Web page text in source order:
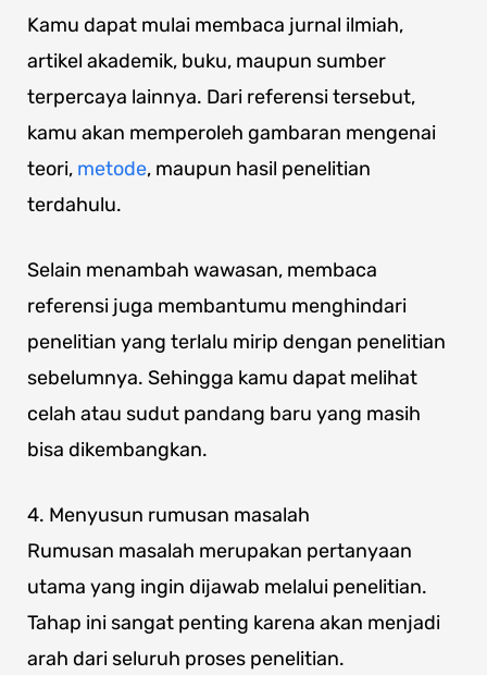
Kamu dapat mulai membaca jurnal ilmiah,
artikel akademik, buku, maupun sumber
terpercaya lainnya. Dari referensi tersebut,
kamu akan memperoleh gambaran mengenai
teori, metode, maupun hasil penelitian
terdahulu.
Selain menambah wawasan, membaca
referensi juga membantumu menghindari
penelitian yang terlalu mirip dengan penelitian
sebelumnya. Sehingga kamu dapat melihat
celah atau sudut pandang baru yang masih
bisa dikembangkan.
4. Menyusun rumusan masalah
Rumusan masalah merupakan pertanyaan
utama yang ingin dijawab melalui penelitian.
Tahap ini sangat penting karena akan menjadi
arah dari seluruh proses penelitian.